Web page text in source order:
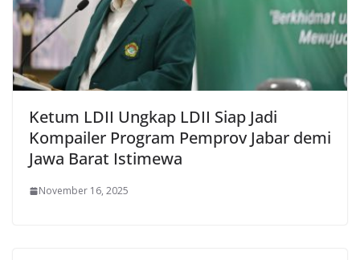
Ketum LDII Ungkap LDII Siap Jadi
Kompailer Program Pemprov Jabar demi
Jawa Barat Istimewa
November 16, 2025